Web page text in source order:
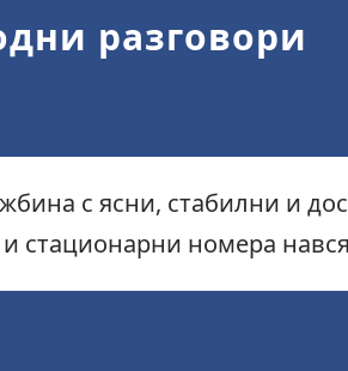
разговори
с ясни, стабилни и
стационарни номера